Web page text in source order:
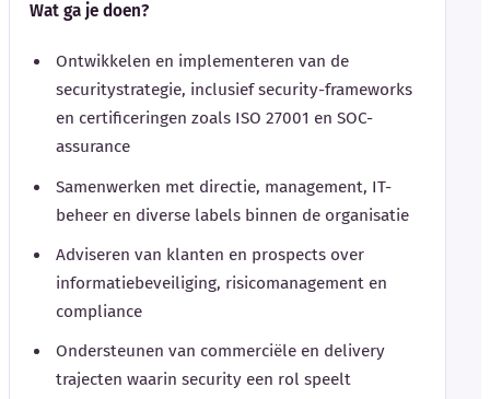
Wat ga je doen?
Ontwikkelen en implementeren van de
securitystrategie, inclusief security-frameworks
en certificeringen zoals ISO 27001 en SOC-
assurance
Samenwerken met directie, management, IT-
beheer en diverse labels binnen de organisatie
Adviseren van klanten en prospects over
informatiebeveiliging, risicomanagement en
compliance
Ondersteunen van commerciële en delivery
trajecten waarin security een rol speelt